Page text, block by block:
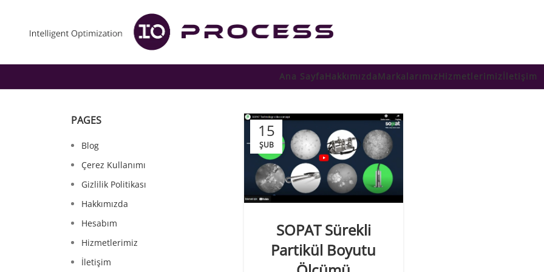
Ana SayfaHakkımızdaMarkalarımızHizmetlerimiz İletişim
15
ŞUB
SOPAT Sürekli
Partikül Boyutu
PAGES
Blog
Çerez Kullanımı
Gizlilik Politikası
Hakkımızda
Hesabım
Hizmetlerimiz
İletişim